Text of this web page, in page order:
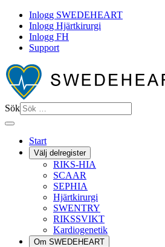
Inlogg SWEDEHEART
Inlogg Hjärtkirurgi
Inlogg FH
Support
Sök
Start
Välj delregister
RIKS-HIA
SCAAR
SEPHIA
Hjärtkirurgi
SWENTRY
RIKSSVIKT
Kardiogenetik
Om SWEDEHEART